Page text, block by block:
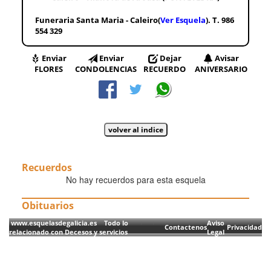
Funeraria Santa Maria - Caleiro(Ver Esquela). T. 986
554 329
Enviar
FLORES
Enviar
CONDOLENCIAS
Dejar
RECUERDO
Avisar
ANIVERSARIO
Recuerdos
No hay recuerdos para esta esquela
Obituarios
www.esquelasdegalicia.es Todo lo
relacionado con Decesos y servicios
ContactenosAviso
Legal
Privacidad